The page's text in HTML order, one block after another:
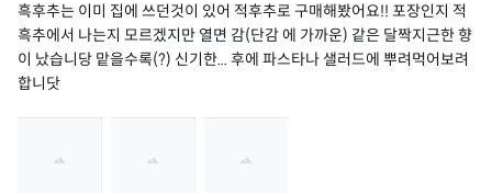
흑후추는 이미 집에 쓰던것이 있어 적후추로 구매해봤어요!! 포장인지 적
흑추에서 나는지 모르겠지만 열면 감(단감 에 가까운) 같은 달짝지근한 향
이 났습니당 맡을수록(?) 신기한... 후에 파스타나 샐러드에 뿌려먹어보려
합니닷